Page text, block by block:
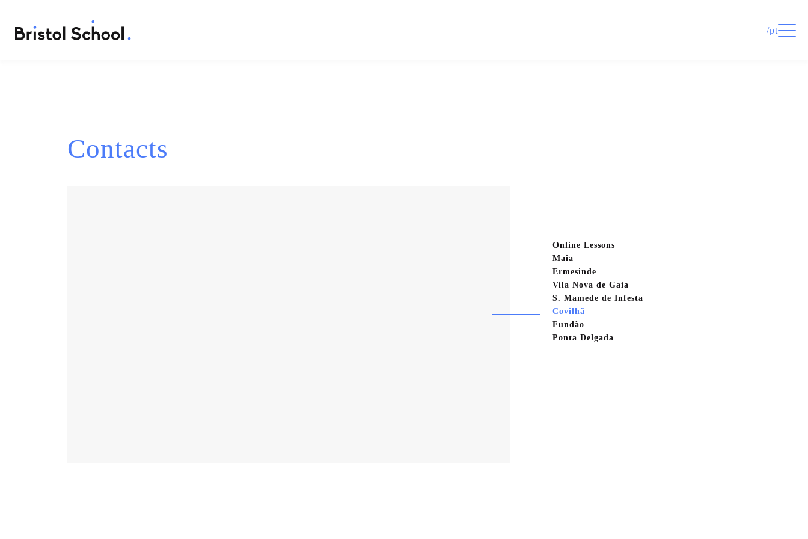
/pt
Contacts
Online Lessons
Maia
Ermesinde
Vila Nova de Gaia
S. Mamede de Infesta
Covilhã
Fundão
Ponta Delgada